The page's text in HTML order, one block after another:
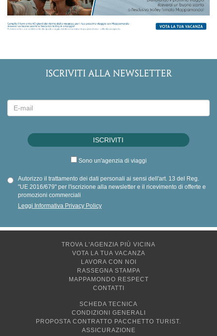
ISCRIVITI ALLA NEWSLETTER
Sono un'agenzia di viaggi
Autorizzo il trattamento dei dati personali ai sensi dell'art. 13 del Reg.
"UE 2016/679" per l'iscrizione alla newsletter e il ricevimento di offerte e
promozioni commerciali
Leggi Informativa Privacy Policy
TROVA L'AGENZIA PIÙ VICINA
VOTA LA TUA VACANZA
LAVORA CON NOI
RASSEGNA STAMPA
MAPPAMONDO RESPECT
CONTATTI
SCHEDA TECNICA
CONDIZIONI GENERALI
PROPOSTA CONTRATTO PACCHETTO TURIST.
ASSICURAZIONE